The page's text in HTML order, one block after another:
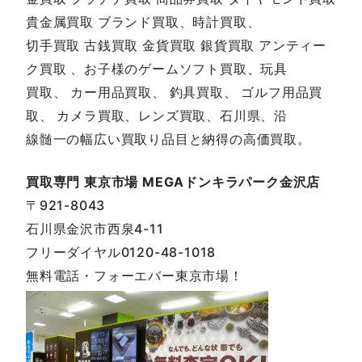
貴金属買取 ブランド買取、時計買取、
切手買取 古銭買取 金貨買取 銀貨買取 アンティー
ク買取 、お子様のゲームソフト買取、玩具
買取、 カー用品買取、 釣具買取、 ゴルフ用品買
取、 カメラ買取、レンズ買取、石川県、沿
線髄一の幅広い買取り品目と納得の高価買取。
買取専門 東京市場 MEGAドンキラパーク金沢店
〒921-8043
石川県金沢市西泉4-11
フリーダイヤル0120-48-1018
無料電話・フォーエバー東京市場！